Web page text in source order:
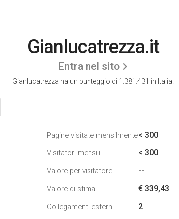
Gianlucatrezza.it
Entra nel sito
Gianlucatrezza ha un punteggio di 1.381.431 in Italia.
Pagine visitate mensilmente< 300
Visitatori mensili < 300
Valore per visitatore --
Valore di stima € 339,43
Collegamenti esterni 2